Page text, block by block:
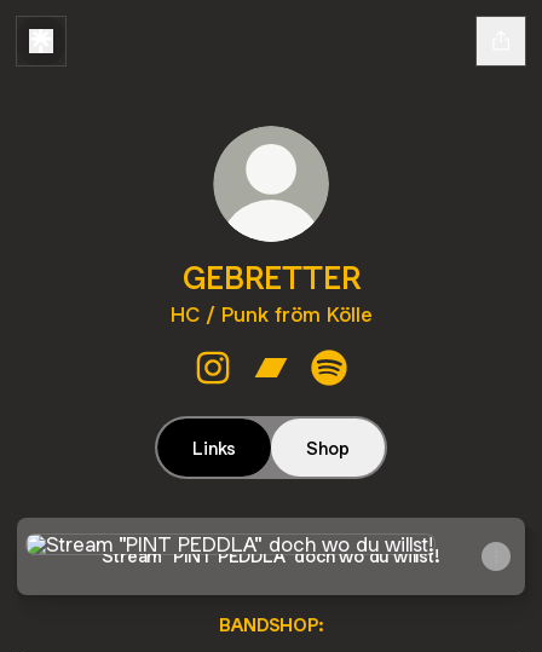
GEBRETTER
HC / Punk fröm Kölle
Links Shop
Stream "PINT PEDDLA" doch wo du willst!
Stream "PINT PEDDLA" doch wo du willst!
BANDSHOP: